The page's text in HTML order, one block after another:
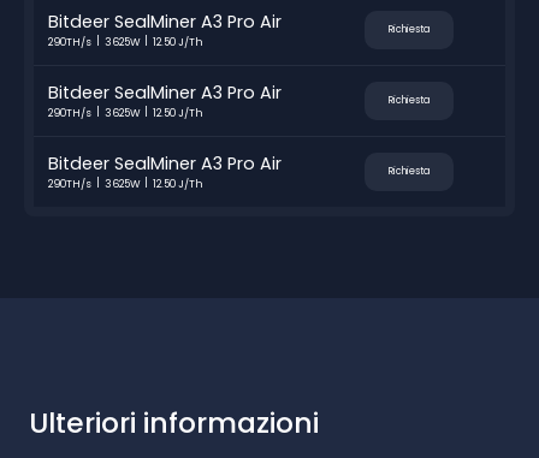
Bitdeer SealMiner A3 Pro Air
290TH/s 3625W 12.50 J/Th
Richiesta
Bitdeer SealMiner A3 Pro Air
290TH/s 3625W 12.50 J/Th
Richiesta
Bitdeer SealMiner A3 Pro Air
290TH/s 3625W 12.50 J/Th
Richiesta
Ulteriori informazioni